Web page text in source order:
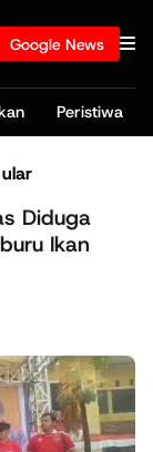
Google News
Peristiwa
Diduga
Ikan